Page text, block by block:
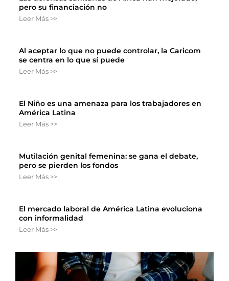
pero su financiación no
Leer Más >>
Al aceptar lo que no puede controlar, la Caricom
se centra en lo que sí puede
Leer Más >>
El Niño es una amenaza para los trabajadores en
América Latina
Leer Más >>
Mutilación genital femenina: se gana el debate,
pero se pierden los fondos
Leer Más >>
El mercado laboral de América Latina evoluciona
con informalidad
Leer Más >>